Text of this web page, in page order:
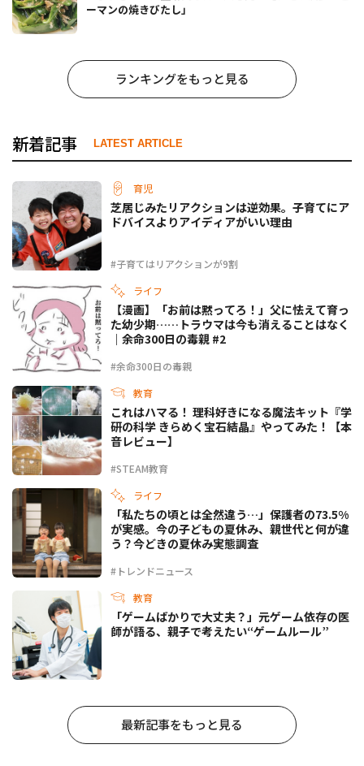
ーマンの焼きびたし」
ランキングをもっと見る
新着記事 LATEST ARTICLE
育児
#子育てはリアクションが9割
芝居じみたリアクションは逆効果。子育てにア
ドバイスよりアイディアがいい理由
ライフ
#余命300日の毒親
【漫画】「お前は黙ってろ！」父に怯えて育っ
た幼少期……トラウマは今も消えることはなく
｜余命300日の毒親 #2
教育
#STEAM教育
これはハマる！ 理科好きになる魔法キット『学
研の科学 きらめく宝石結晶』やってみた！【本
音レビュー】
ライフ
#トレンドニュース
「私たちの頃とは全然違う…」保護者の73.5%
が実感。今の子どもの夏休み、親世代と何が違
う？今どきの夏休み実態調査
教育
「ゲームばかりで大丈夫？」元ゲーム依存の医
師が語る、親子で考えたい“ゲームルール”
最新記事をもっと見る